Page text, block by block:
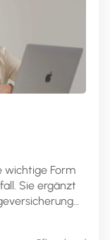
wichtige Form
Sie ergänzt